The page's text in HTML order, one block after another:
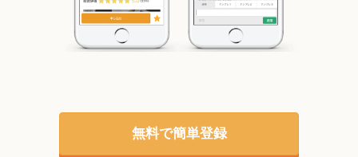
無料で簡単登録